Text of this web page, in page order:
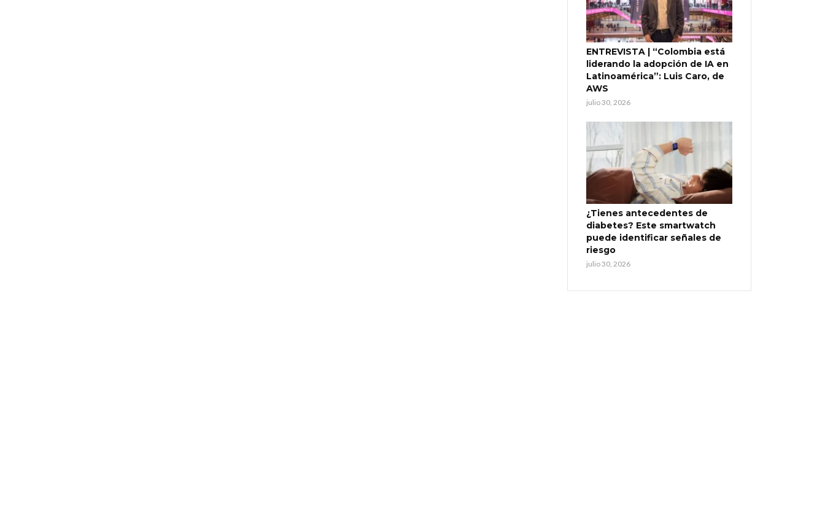
ENTREVISTA | “Colombia está
liderando la adopción de IA en
Latinoamérica”: Luis Caro, de
AWS
julio 30, 2026
¿Tienes antecedentes de
diabetes? Este smartwatch
puede identificar señales de
riesgo
julio 30, 2026